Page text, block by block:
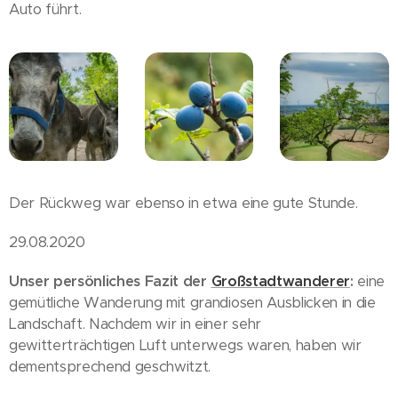
Auto führt.
Der Rückweg war ebenso in etwa eine gute Stunde.
29.08.2020
Unser persönliches Fazit der Großstadtwanderer: eine
gemütliche Wanderung mit grandiosen Ausblicken in die
Landschaft. Nachdem wir in einer sehr
gewitterträchtigen Luft unterwegs waren, haben wir
dementsprechend geschwitzt.